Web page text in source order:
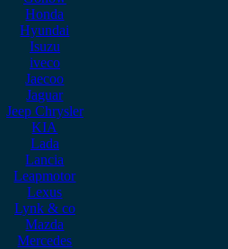
Honda
Hyundai
Isuzu
iveco
Jaecoo
Jaguar
Jeep Chrysler
KIA
Lada
Lancia
Leapmotor
Lexus
Lynk & co
Mazda
Mercedes